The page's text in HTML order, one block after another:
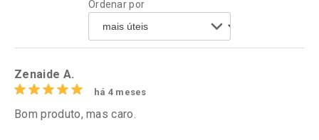
Por R$ 106,99/cada
Comprar sem Desconto
Por R$ 69,90/cada
Ordenar por
Zenaide A.
há 4 meses
Bom produto, mas caro.